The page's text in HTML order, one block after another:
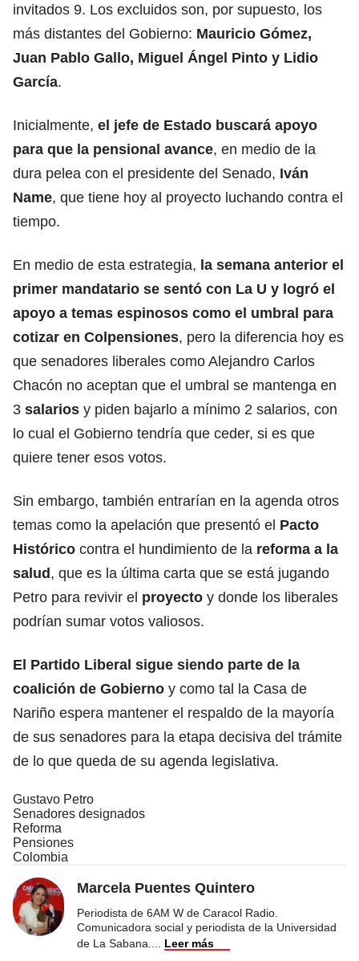
invitados 9. Los excluidos son, por supuesto, los
más distantes del Gobierno: Mauricio Gómez,
Juan Pablo Gallo, Miguel Ángel Pinto y Lidio
García.
Inicialmente, el jefe de Estado buscará apoyo
para que la pensional avance, en medio de la
dura pelea con el presidente del Senado, Iván
Name, que tiene hoy al proyecto luchando contra el
tiempo.
En medio de esta estrategia, la semana anterior el
primer mandatario se sentó con La U y logró el
apoyo a temas espinosos como el umbral para
cotizar en Colpensiones, pero la diferencia hoy es
que senadores liberales como Alejandro Carlos
Chacón no aceptan que el umbral se mantenga en
3 salarios y piden bajarlo a mínimo 2 salarios, con
lo cual el Gobierno tendría que ceder, si es que
quiere tener esos votos.
Sin embargo, también entrarían en la agenda otros
temas como la apelación que presentó el Pacto
Histórico contra el hundimiento de la reforma a la
salud, que es la última carta que se está jugando
Petro para revivir el proyecto y donde los liberales
podrían sumar votos valiosos.
El Partido Liberal sigue siendo parte de la
coalición de Gobierno y como tal la Casa de
Nariño espera mantener el respaldo de la mayoría
de sus senadores para la etapa decisiva del trámite
de lo que queda de su agenda legislativa.
Gustavo Petro
Senadores designados
Reforma
Pensiones
Colombia
Marcela Puentes Quintero
Periodista de 6AM W de Caracol Radio.
Comunicadora social y periodista de la Universidad
de La Sabana.
Leer más